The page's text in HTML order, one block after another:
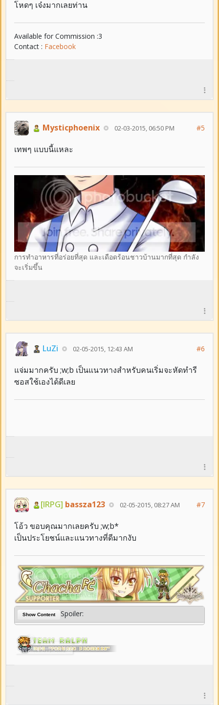
โหดๆ เจ๋งมากเลยท่าน
Available for Commission :3
Contact : Facebook
Mysticphoenix 02-03-2015, 06:50 PM #5
เทพๆ แบบนี้แหละ
การทำอาหารที่อร่อยที่สุด และเดือดร้อนชาวบ้านมากที่สุด กำลัง
จะเริ่มขึ้น
LuZi 02-05-2015, 12:43 AM #6
แจ่มมากครับ ;w;b เป็นแนวทางสำหรับคนเริ่มจะหัดทำรี
ซอสใช้เองได้ดีเลย
[IRPG] bassza123 02-05-2015, 08:27 AM #7
โอ้ว ขอบคุณมากเลยครับ ;w;b*
เป็นประโยชน์และแนวทางที่ดีมากงับ
Show Content Spoiler: